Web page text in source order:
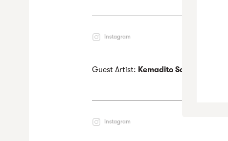
Instagram
Guest Artist: Kemadito Sound
Instagram